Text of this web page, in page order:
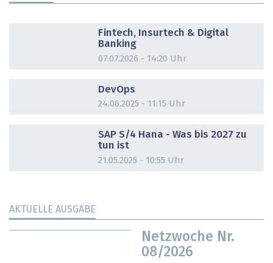
Fintech, Insurtech & Digital
Banking
07.07.2026 - 14:20 Uhr
DevOps
24.06.2025 - 11:15 Uhr
SAP S/4 Hana - Was bis 2027 zu
tun ist
21.05.2025 - 10:55 Uhr
AKTUELLE AUSGABE
Netzwoche Nr.
08/2026